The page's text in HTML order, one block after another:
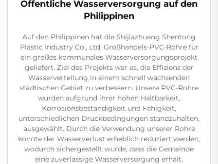
Öffentliche Wasserversorgung auf den
Philippinen
Auf den Philippinen hat die Shijiazhuang Shentong
Plastic Industry Co., Ltd. Großhandels-PVC-Rohre für
ein großes kommunales Wasserversorgungsprojekt
geliefert. Ziel des Projekts war es, die Effizienz der
Wasserverteilung in einem schnell wachsenden
städtischen Gebiet zu verbessern. Unsere PVC-Rohre
wurden aufgrund ihrer hohen Haltbarkeit,
Korrosionsbeständigkeit und Fähigkeit,
unterschiedlichen Druckbedingungen standzuhalten,
ausgewählt. Durch die Verwendung unserer Rohre
konnte der Wasserverlust erheblich reduziert werden,
wodurch sichergestellt wurde, dass die Gemeinde
eine zuverlässige Wasserversorgung erhält.